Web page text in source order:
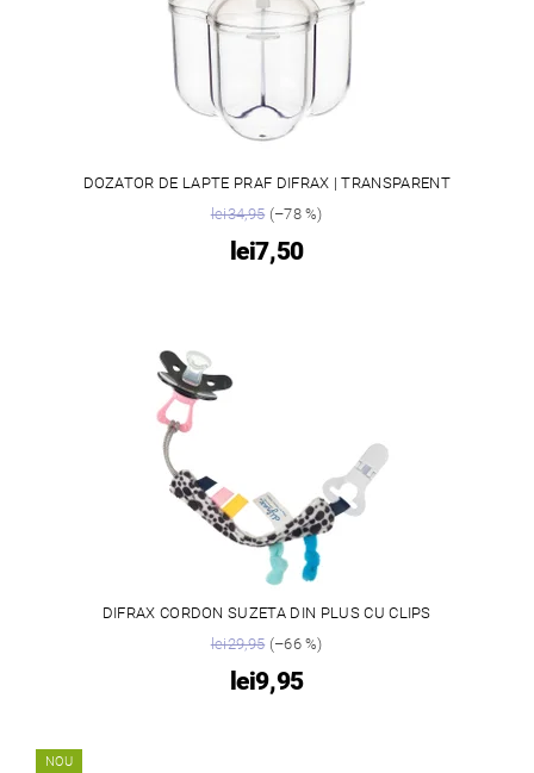
DOZATOR DE LAPTE PRAF DIFRAX | TRANSPARENT
lei34,95(–78 %)
lei7,50
DIFRAX CORDON SUZETA DIN PLUS CU CLIPS
lei29,95(–66 %)
lei9,95
NOU